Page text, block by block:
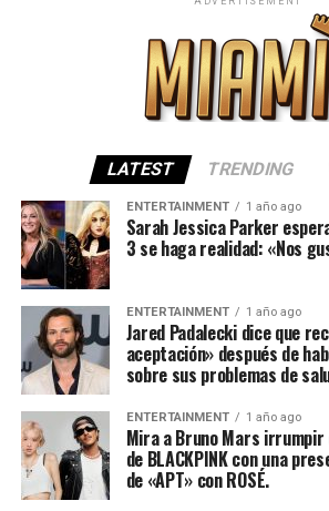
LATEST TRENDING
ENTERTAINMENT 1 año ago
Sarah Jessica Parker
3 se haga realidad: «Nos
ENTERTAINMENT 1 año ago
Jared Padalecki dice que
aceptación» después de
sobre sus problemas de
ENTERTAINMENT 1 año ago
Mira a Bruno Mars irrumpir
de BLACKPINK con una
de «APT» con ROSÉ.